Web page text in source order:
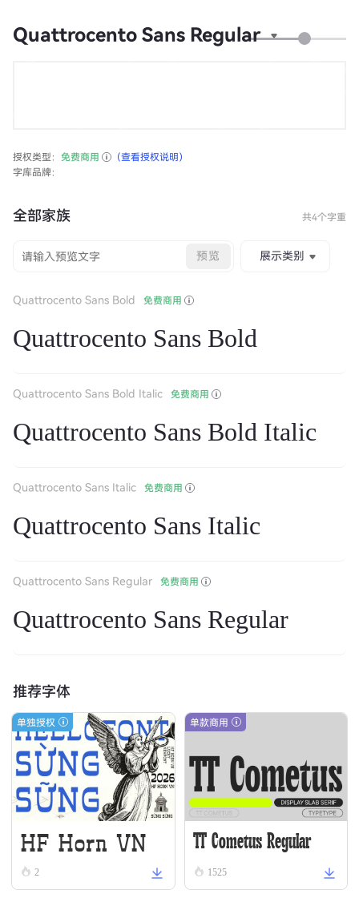
Quattrocento Sans Regular
授权类型： 免费商用
（查看授权说明）
字库品牌：
全部家族 共4个字重
预览 展示类别
Quattrocento Sans Bold 免费商用
Quattrocento Sans Bold
Quattrocento Sans Bold Italic 免费商用
Quattrocento Sans Bold Italic
Quattrocento Sans Italic 免费商用
Quattrocento Sans Italic
Quattrocento Sans Regular 免费商用
Quattrocento Sans Regular
推荐字体
单独授权
HF Horn VN
2
单款商用
TT Cometus Regular
1525